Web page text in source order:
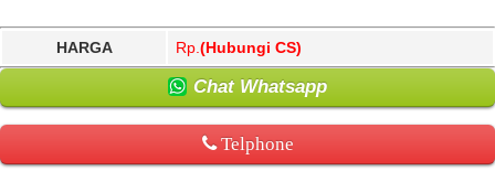
HARGA Rp. (Hubungi CS)
Chat Whatsapp
Telphone